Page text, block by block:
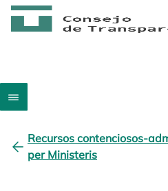
Recursos contenciosos-
per Ministeris